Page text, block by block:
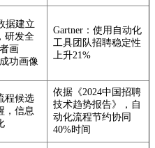
据建立
研发全
画
功画像
Gartner：使用自动化
工具团队招聘稳定性
上升21%
程候选
，信息
依据《2024中国招聘
技术趋势报告》，自
动化流程节约协同
40%时间